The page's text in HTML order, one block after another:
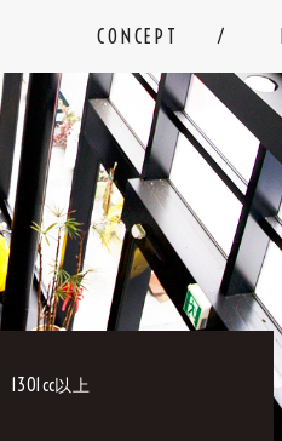
CONCEPT
1301cc以上